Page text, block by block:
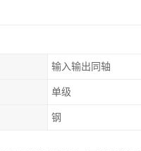
输入输出同轴
单级
钢